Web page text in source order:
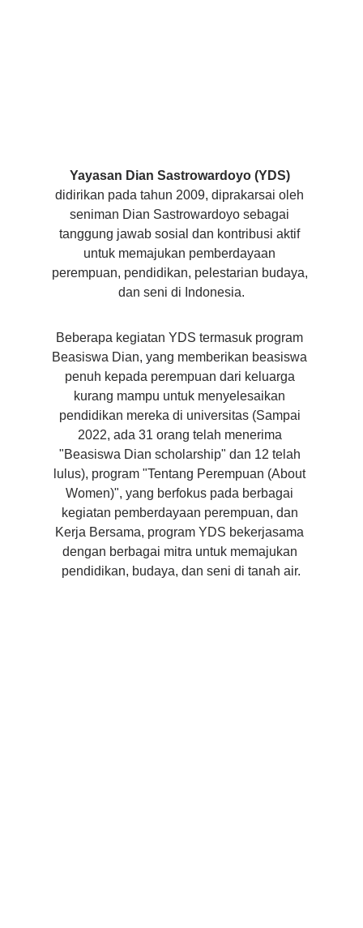
Yayasan Dian Sastrowardoyo (YDS)
didirikan pada tahun 2009, diprakarsai oleh
seniman Dian Sastrowardoyo sebagai
tanggung jawab sosial dan kontribusi aktif
untuk memajukan pemberdayaan
perempuan, pendidikan, pelestarian budaya,
dan seni di Indonesia.
Beberapa kegiatan YDS termasuk program
Beasiswa Dian, yang memberikan beasiswa
penuh kepada perempuan dari keluarga
kurang mampu untuk menyelesaikan
pendidikan mereka di universitas (Sampai
2022, ada 31 orang telah menerima
"Beasiswa Dian scholarship" dan 12 telah
lulus), program "Tentang Perempuan (About
Women)", yang berfokus pada berbagai
kegiatan pemberdayaan perempuan, dan
Kerja Bersama, program YDS bekerjasama
dengan berbagai mitra untuk memajukan
pendidikan, budaya, dan seni di tanah air.